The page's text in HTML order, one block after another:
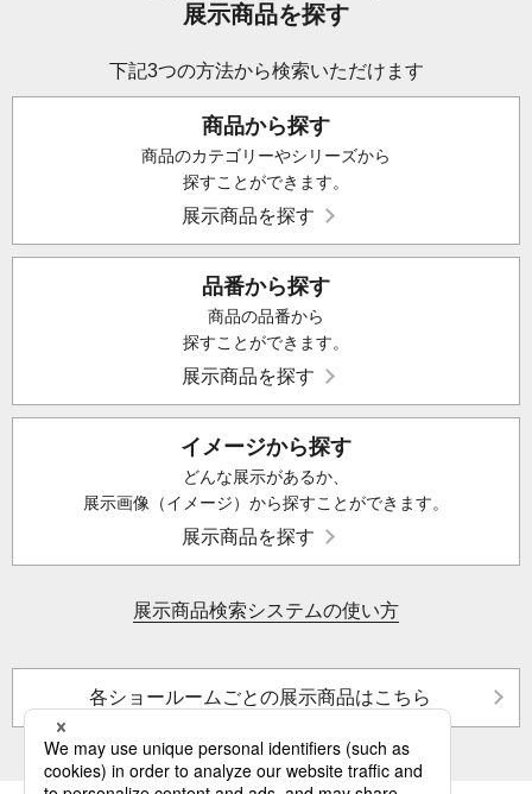
展示商品を探す
下記3つの方法から検索いただけます
商品から探す
商品のカテゴリーやシリーズから
探すことができます。
展示商品を探す
品番から探す
商品の品番から
探すことができます。
展示商品を探す
イメージから探す
どんな展示があるか、
展示画像（イメージ）から探すことができます。
展示商品を探す
展示商品検索システムの使い方
各ショールームごとの展示商品はこちら